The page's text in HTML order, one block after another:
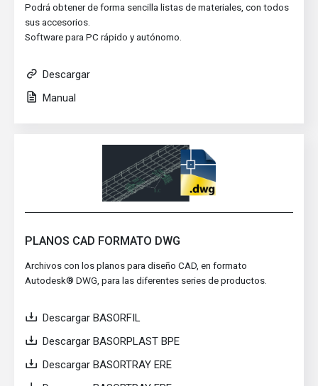
Podrá obtener de forma sencilla listas de materiales, con todos
sus accesorios.
Software para PC rápido y autónomo.
Descargar
Manual
PLANOS CAD FORMATO DWG
Archivos con los planos para diseño CAD, en formato
Autodesk® DWG, para las diferentes series de productos.
Descargar BASORFIL
Descargar BASORPLAST BPE
Descargar BASORTRAY ERE